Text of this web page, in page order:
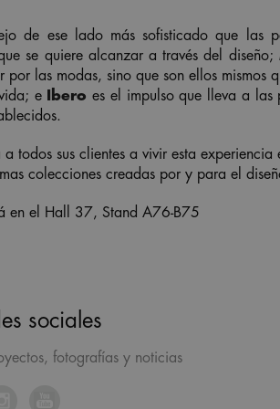
de ese lado más sofisticado que las
se quiere alcanzar a través del diseño;
por las modas, sino que son ellos mismos
e
Ibero es el impulso que lleva a las
todos sus clientes a vivir esta
colecciones creadas por y para el
en el Hall 37, Stand A76-B75
sociales
fotografías y noticias